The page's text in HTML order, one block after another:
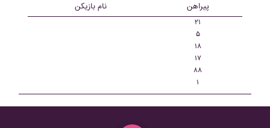
نام بازیکن پیراهن
۲۱
۵
۱۸
۱۷
۸۸
۱